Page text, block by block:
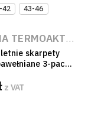
42 43-46
BIELIZNA TERMOAKTYWNA NA BUDOWĘ I DO PRACY
skarpety
3-pack
szaro-
czarne
of 5
z VAT